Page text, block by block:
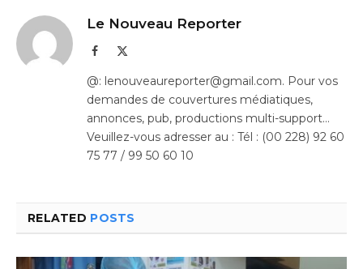
Le Nouveau Reporter
Facebook
@: lenouveaureporter@gmail.com. Pour vos
demandes de couvertures médiatiques,
annonces, pub, productions multi-support…
Veuillez-vous adresser au : Tél : (00 228) 92 60
75 77 / 99 50 60 10
RELATED POSTS